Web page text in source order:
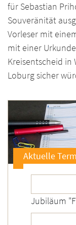
für Sebastian
Souveränität
Vorleser mit
mit einer
Kreisentscheid in
Loburg sicher
Aktuelle
Jubiläum